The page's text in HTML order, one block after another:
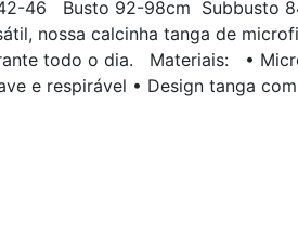
46 Busto 92-98cm Subbusto
nossa calcinha tanga de
todo o dia. Materiais: •
e respirável • Design tanga